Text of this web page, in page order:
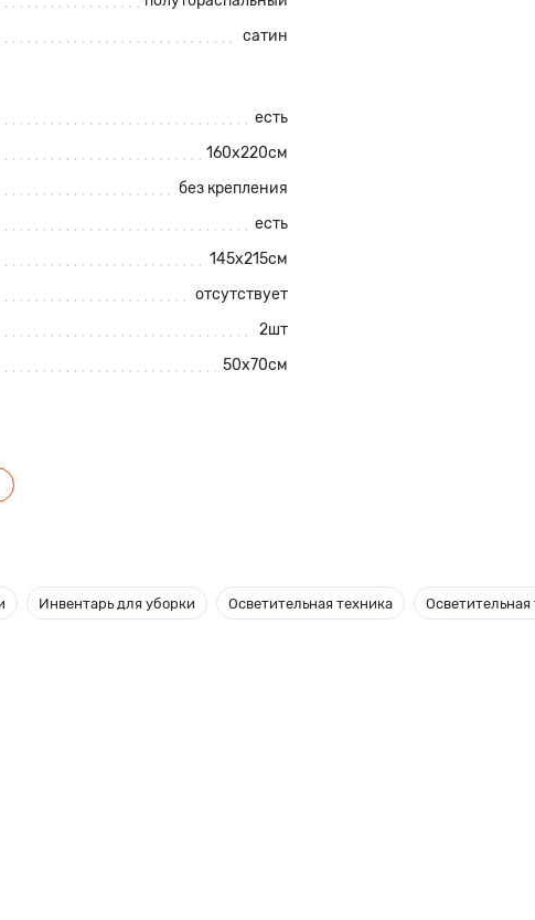
сатин
есть
160х220см
без крепления
есть
145х215см
отсутствует
2шт
50х70см
ткани 115 гр./кв.м.
Инвентарь для уборки Осветительная техника Осветительная